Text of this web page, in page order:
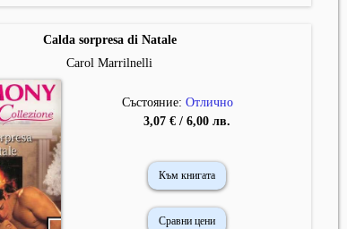
Calda sorpresa di Natale
Carol Marrilnelli
Състояние:Отлично
3,07 € / 6,00 лв.
Към книгата
Сравни цени